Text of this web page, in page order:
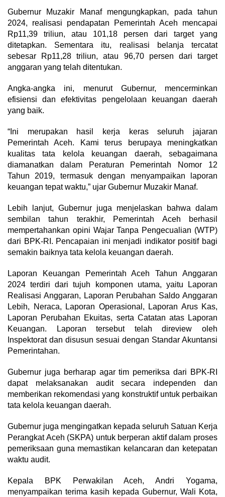
Gubernur Muzakir Manaf mengungkapkan, pada tahun
2024, realisasi pendapatan Pemerintah Aceh mencapai
Rp11,39 triliun, atau 101,18 persen dari target yang
ditetapkan. Sementara itu, realisasi belanja tercatat
sebesar Rp11,28 triliun, atau 96,70 persen dari target
anggaran yang telah ditentukan.
Angka-angka ini, menurut Gubernur, mencerminkan
efisiensi dan efektivitas pengelolaan keuangan daerah
yang baik.
“Ini merupakan hasil kerja keras seluruh jajaran
Pemerintah Aceh. Kami terus berupaya meningkatkan
kualitas tata kelola keuangan daerah, sebagaimana
diamanatkan dalam Peraturan Pemerintah Nomor 12
Tahun 2019, termasuk dengan menyampaikan laporan
keuangan tepat waktu,” ujar Gubernur Muzakir Manaf.
Lebih lanjut, Gubernur juga menjelaskan bahwa dalam
sembilan tahun terakhir, Pemerintah Aceh berhasil
mempertahankan opini Wajar Tanpa Pengecualian (WTP)
dari BPK-RI. Pencapaian ini menjadi indikator positif bagi
semakin baiknya tata kelola keuangan daerah.
Laporan Keuangan Pemerintah Aceh Tahun Anggaran
2024 terdiri dari tujuh komponen utama, yaitu Laporan
Realisasi Anggaran, Laporan Perubahan Saldo Anggaran
Lebih, Neraca, Laporan Operasional, Laporan Arus Kas,
Laporan Perubahan Ekuitas, serta Catatan atas Laporan
Keuangan. Laporan tersebut telah direview oleh
Inspektorat dan disusun sesuai dengan Standar Akuntansi
Pemerintahan.
Gubernur juga berharap agar tim pemeriksa dari BPK-RI
dapat melaksanakan audit secara independen dan
memberikan rekomendasi yang konstruktif untuk perbaikan
tata kelola keuangan daerah.
Gubernur juga mengingatkan kepada seluruh Satuan Kerja
Perangkat Aceh (SKPA) untuk berperan aktif dalam proses
pemeriksaan guna memastikan kelancaran dan ketepatan
waktu audit.
Kepala BPK Perwakilan Aceh, Andri Yogama,
menyampaikan terima kasih kepada Gubernur, Wali Kota,